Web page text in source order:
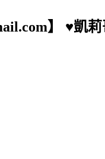
】 ♥凱